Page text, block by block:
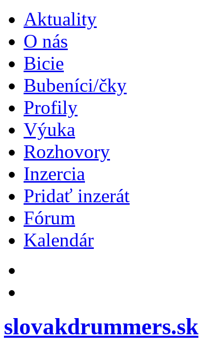
Aktuality
O nás
Bicie
Bubeníci/čky
Profily
Výuka
Rozhovory
Inzercia
Pridať inzerát
Fórum
Kalendár
slovakdrummers.sk